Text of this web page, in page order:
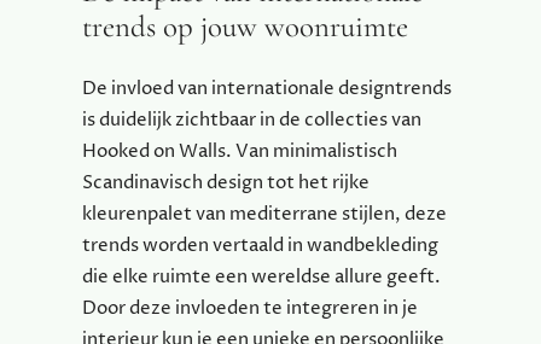
trends op jouw woonruimte
De invloed van internationale designtrends
is duidelijk zichtbaar in de collecties van
Hooked on Walls. Van minimalistisch
Scandinavisch design tot het rijke
kleurenpalet van mediterrane stijlen, deze
trends worden vertaald in wandbekleding
die elke ruimte een wereldse allure geeft.
Door deze invloeden te integreren in je